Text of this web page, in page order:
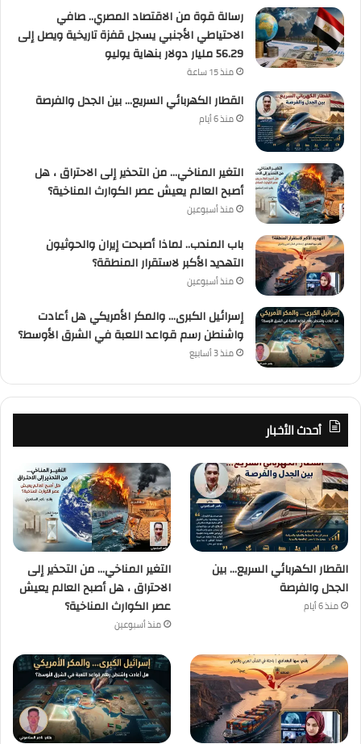
رسالة قوة من الاقتصاد المصري.. صافي
الاحتياطي الأجنبي يسجل قفزة تاريخية ويصل إلى
56.29 مليار دولار بنهاية يوليو
منذ 15 ساعة
القطار الكهربائي السريع… بين الجدل والفرصة
منذ 6 أيام
التغير المناخي… من التحذير إلى الاحتراق ، هل
أصبح العالم يعيش عصر الكوارث المناخية؟
منذ أسبوعين
باب المندب.. لماذا أصبحت إيران والحوثيون
التهديد الأكبر لاستقرار المنطقة؟
منذ أسبوعين
إسرائيل الكبرى… والمكر الأمريكي هل أعادت
واشنطن رسم قواعد اللعبة في الشرق الأوسط؟
منذ 3 أسابيع
أحدث الأخبار
القطار الكهربائي السريع… بين
الجدل والفرصة
منذ 6 أيام
التغير المناخي… من التحذير إلى
الاحتراق ، هل أصبح العالم يعيش
عصر الكوارث المناخية؟
منذ أسبوعين